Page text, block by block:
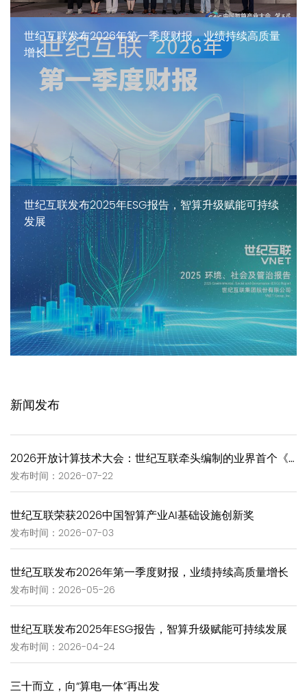
世纪互联发布2026年第一季度财报，业绩持续高质量
增长
世纪互联发布2025年ESG报告，智算升级赋能可持续
发展
新闻发布
发布时间：2026-07-22
世纪互联荣获2026中国智算产业AI基础设施创新奖
发布时间：2026-07-03
世纪互联发布2026年第一季度财报，业绩持续高质量增长
发布时间：2026-05-26
世纪互联发布2025年ESG报告，智算升级赋能可持续发展
发布时间：2026-04-24
三十而立，向“算电一体”再出发